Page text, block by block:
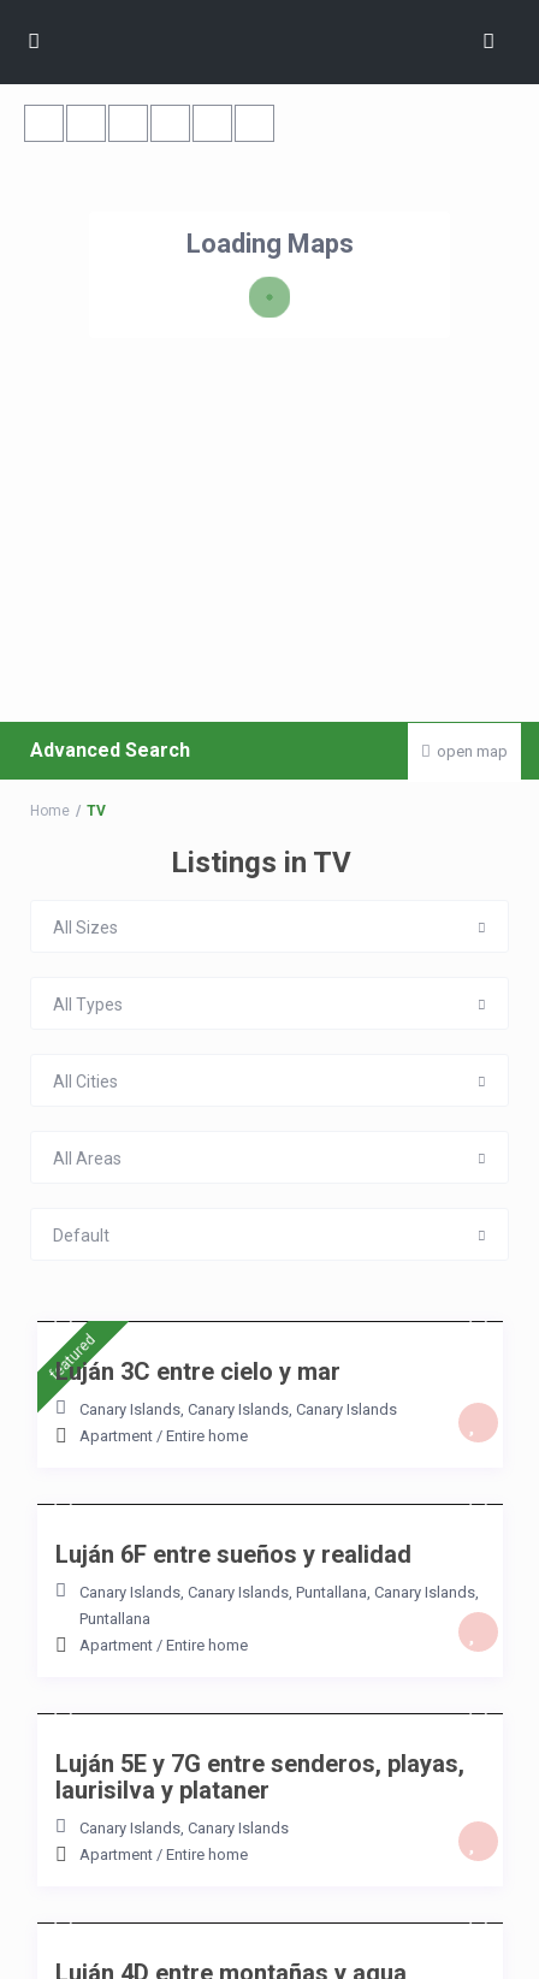
Loading Maps
open map
Advanced Search
Home TV
Listings in TV
All Sizes
All Types
All Cities
All Areas
Default
featured
Luján 3C entre cielo y mar
Canary Islands, Canary Islands, Canary Islands
Apartment/ Entire home
Luján 6F entre sueños y realidad
Canary Islands, Canary Islands, Puntallana, Canary Islands,
Puntallana
Apartment/ Entire home
Luján 5E y 7G entre senderos, playas,
laurisilva y plataner
Canary Islands, Canary Islands
Apartment/ Entire home
Luján 4D entre montañas y agua